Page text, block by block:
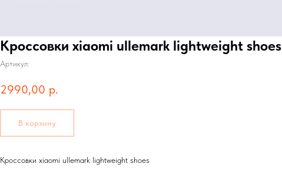
Кроссовки xiaomi ullemark lightweight shoes
Артикул:
2990,00 р.
В корзину
Кроссовки xiaomi ullemark lightweight shoes